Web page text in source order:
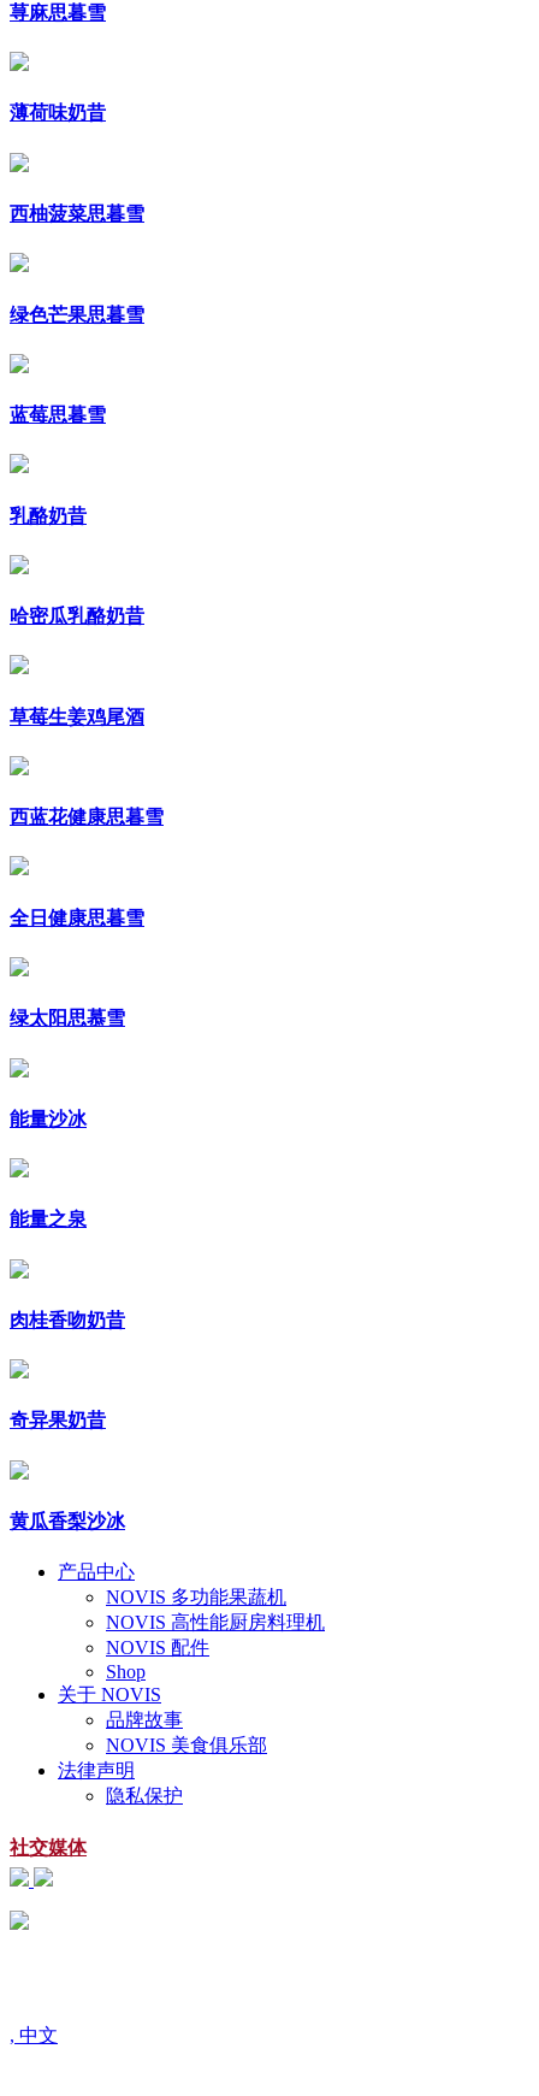
荨麻思暮雪
薄荷味奶昔
西柚菠菜思暮雪
绿色芒果思暮雪
蓝莓思暮雪
乳酪奶昔
哈密瓜乳酪奶昔
草莓生姜鸡尾酒
西蓝花健康思暮雪
全日健康思暮雪
绿太阳思慕雪
能量沙冰
能量之泉
肉桂香吻奶昔
奇异果奶昔
黄瓜香梨沙冰
产品中心
NOVIS 多功能果蔬机
NOVIS 高性能厨房料理机
NOVIS 配件
Shop
关于 NOVIS
品牌故事
NOVIS 美食俱乐部
法律声明
隐私保护
社交媒体
, 中文